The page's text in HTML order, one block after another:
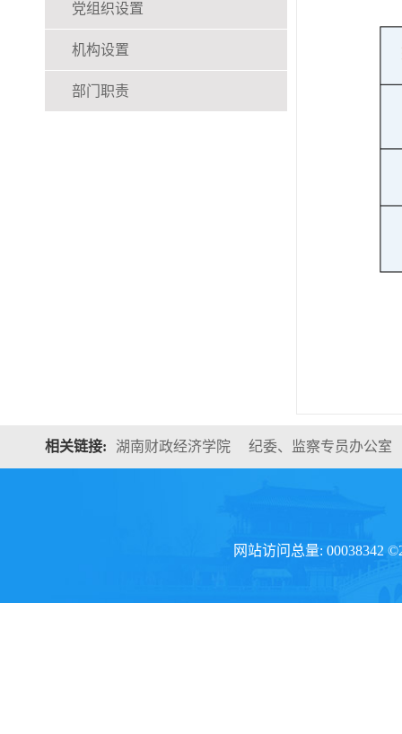
党组织设置
机构设置
部门职责
相关链接: 湖南财政经济学院 纪委、监察专员办公室
网站访问总量: 00038342